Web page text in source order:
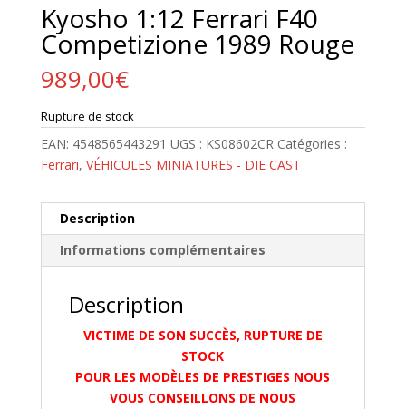
Kyosho 1:12 Ferrari F40
Competizione 1989 Rouge
989,00€
Rupture de stock
EAN: 4548565443291 UGS : KS08602CR Catégories :
Ferrari, VÉHICULES MINIATURES - DIE CAST
Description
Informations complémentaires
Description
VICTIME DE SON SUCCÈS, RUPTURE DE
STOCK
POUR LES MODÈLES DE PRESTIGES NOUS
VOUS CONSEILLONS DE NOUS